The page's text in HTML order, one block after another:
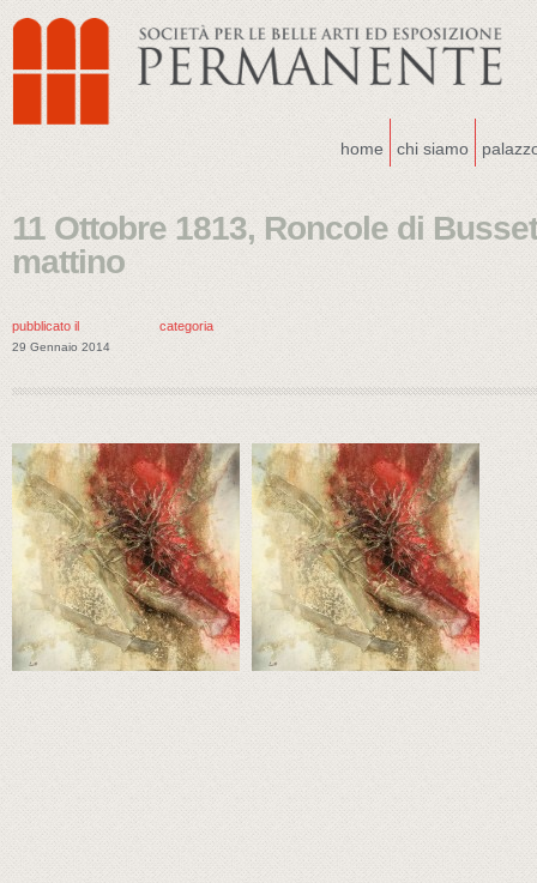
home chi siamo
11 Ottobre 1813, Roncole di
mattino
pubblicato il
29 Gennaio 2014
categoria